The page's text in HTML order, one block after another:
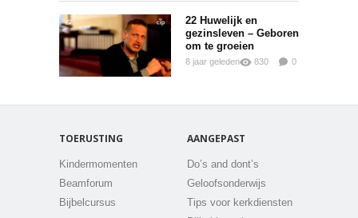
22 Huwelijk en
gezinsleven – Geboren
om te groeien
8 jaar geleden 830
0
TOERUSTING
Kindermomenten
Beamforum
Bijbelcursus
AANGEPAST
Do’s and dont’s
Geloofsonderwijs
Tips voor kerkdiensten